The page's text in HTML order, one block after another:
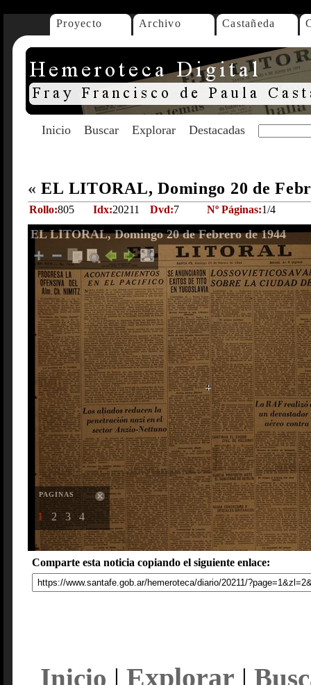
Proyecto Archivo Castañeda
Inicio Buscar Explorar Destacadas
« EL LITORAL, Domingo 20 de
Rollo:805 Idx:20211 Dvd:7 Nº Páginas:1/4
EL LITORAL, Domingo 20 de Febrero de 1944
PAGINAS
1 2 3 4
Comparte esta noticia copiando el siguiente enlace:
Inicio | Explorar |